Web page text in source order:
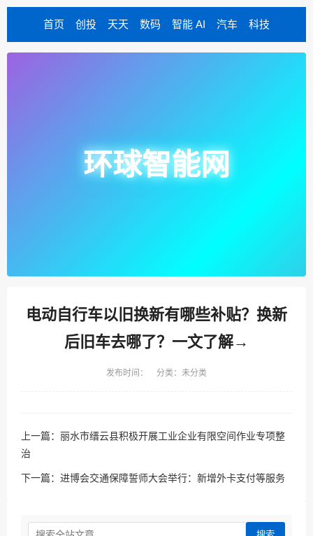
首页 创投 天天 数码 智能 AI 汽车 科技
环球智能网
电动自行车以旧换新有哪些补贴？换新
后旧车去哪了？一文了解→
发布时间： 分类：未分类
上一篇： 丽水市缙云县积极开展工业企业有限空间作业专项整
治
下一篇： 进博会交通保障誓师大会举行：新增外卡支付等服务